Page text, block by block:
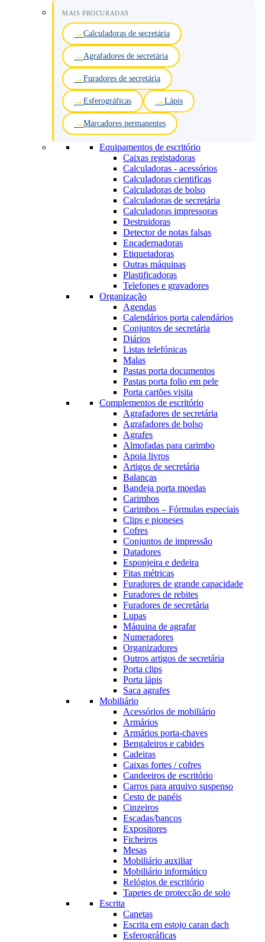
MAIS PROCURADAS
Calculadoras de secretária
Agrafadores de secretária
Furadores de secretária
Esferográficas Lápis
Marcadores permanentes
Equipamentos de escritório
Caixas registadoras
Calculadoras - acessórios
Calculadoras cientificas
Calculadoras de bolso
Calculadoras de secretária
Calculadoras impressoras
Destruidoras
Detector de notas falsas
Encadernadoras
Etiquetadoras
Outras máquinas
Plastificadoras
Telefones e gravadores
Organização
Agendas
Calendários porta calendários
Conjuntos de secretária
Diários
Listas telefónicas
Malas
Pastas porta documentos
Pastas porta folio em pele
Porta cartões visita
Complementos de escritório
Agrafadores de secretária
Agrafadores de bolso
Agrafes
Almofadas para carimbo
Apoia livros
Artigos de secretária
Balanças
Bandeja porta moedas
Carimbos
Carimbos – Fórmulas especiais
Clips e pioneses
Cofres
Conjuntos de impressão
Datadores
Esponjeira e dedeira
Fitas métricas
Furadores de grande capacidade
Furadores de rebites
Furadores de secretária
Lupas
Máquina de agrafar
Numeradores
Organizadores
Outros artigos de secretária
Porta clips
Porta lápis
Saca agrafes
Mobiliário
Acessórios de mobiliário
Armários
Armários porta-chaves
Bengaleiros e cabides
Cadeiras
Caixas fortes / cofres
Candeeiros de escritório
Carros para arquivo suspenso
Cesto de papéis
Cinzeiros
Escadas/bancos
Expositores
Ficheiros
Mesas
Mobiliário auxiliar
Mobiliário informático
Relógios de escritório
Tapetes de protecção de solo
Escrita
Canetas
Escrita em estojo caran dach
Esferográficas